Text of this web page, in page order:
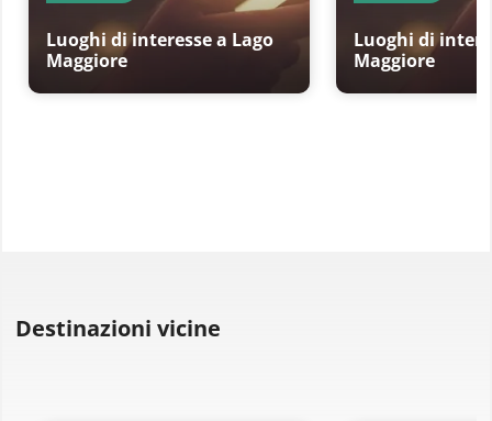
Luoghi di interesse a Lago
Maggiore
Luoghi di
Maggiore
Destinazioni vicine